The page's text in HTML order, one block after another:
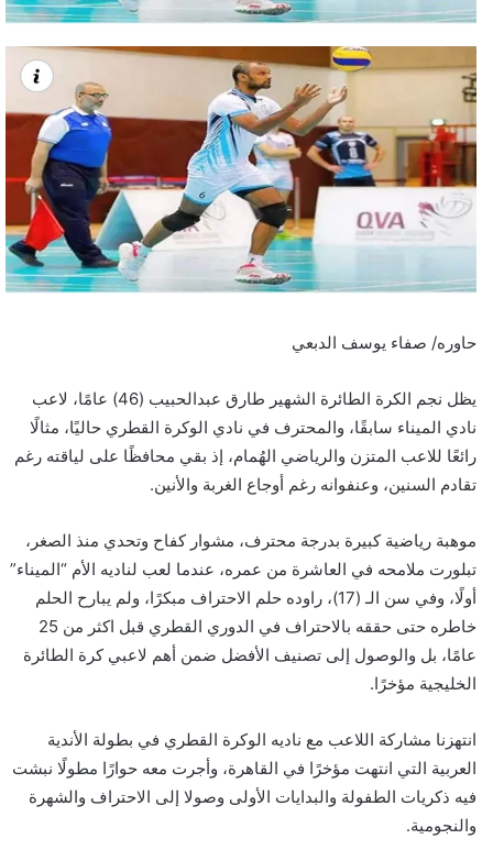
حاوره/ صفاء يوسف الدبعي
يظل نجم الكرة الطائرة الشهير طارق عبدالحبيب (46) عامًا، لاعب
نادي الميناء سابقًا، والمحترف في نادي الوكرة القطري حاليًا، مثالًا
رائعًا للاعب المتزن والرياضي الهُمام، إذ بقي محافظًا على لياقته رغم
تقادم السنين، وعنفوانه رغم أوجاع الغربة والأنين.
موهبة رياضية كبيرة بدرجة محترف، مشوار كفاح وتحدي منذ الصغر،
تبلورت ملامحه في العاشرة من عمره، عندما لعب لناديه الأم “الميناء”
أولًا، وفي سن الـ (17)، راوده حلم الاحتراف مبكرًا، ولم يبارح الحلم
خاطره حتى حققه بالاحتراف في الدوري القطري قبل اكثر من 25
عامًا، بل والوصول إلى تصنيف الأفضل ضمن أهم لاعبي كرة الطائرة
الخليجية مؤخرًا.
انتهزنا مشاركة اللاعب مع ناديه الوكرة القطري في بطولة الأندية
العربية التي انتهت مؤخرًا في القاهرة، وأجرت معه حوارًا مطولًا نبشت
فيه ذكريات الطفولة والبدايات الأولى وصولا إلى الاحتراف والشهرة
والنجومية.